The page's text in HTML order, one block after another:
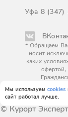
Мы используем cookies
сайт работал лучше.
Уфа 8 (347)
* Обращаем
носит
каких
© Курорт